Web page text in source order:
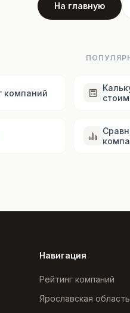
На главную
компаний
Навигация
Рейтинг компаний
Ярославская область